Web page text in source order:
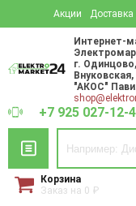
Акции Доставка
Интернет-
г. Одинцово
Внуковская,
"АКОС"
+7 925 027-12-
Корзина
Заказ на 0 ₽